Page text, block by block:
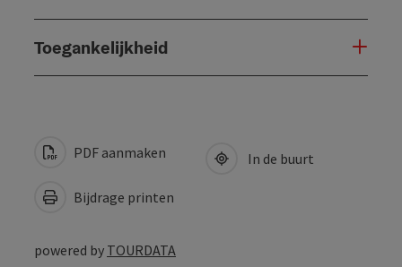
Toegankelijkheid
PDF aanmaken
Bijdrage printen
In de buurt
powered by TOURDATA